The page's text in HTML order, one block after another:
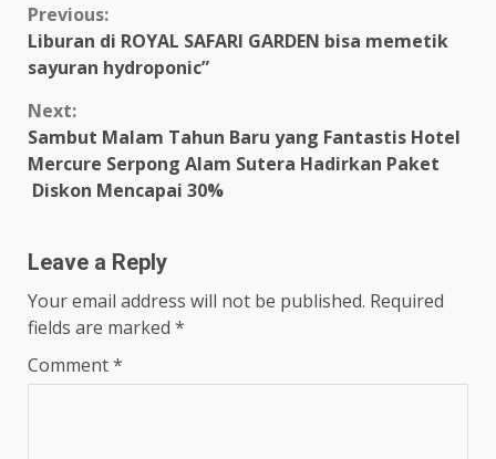
Continue
Reading
Previous:
Liburan di ROYAL SAFARI GARDEN bisa memetik
sayuran hydroponic”
Next:
Sambut Malam Tahun Baru yang Fantastis Hotel
Mercure Serpong Alam Sutera Hadirkan Paket
Diskon Mencapai 30%
Leave a Reply
Your email address will not be published. Required
fields are marked *
Comment*